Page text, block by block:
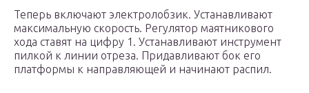
Теперь включают электролобзик. Устанавливают
максимальную скорость. Регулятор маятникового
хода ставят на цифру 1. Устанавливают инструмент
пилкой к линии отреза. Придавливают бок его
платформы к направляющей и начинают распил.